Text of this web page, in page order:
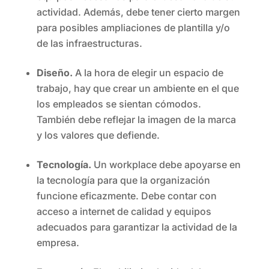
actividad. Además, debe tener cierto margen
para posibles ampliaciones de plantilla y/o
de las infraestructuras.
Diseño. A la hora de elegir un espacio de
trabajo, hay que crear un ambiente en el que
los empleados se sientan cómodos.
También debe reflejar la imagen de la marca
y los valores que defiende.
Tecnología. Un workplace debe apoyarse en
la tecnología para que la organización
funcione eficazmente. Debe contar con
acceso a internet de calidad y equipos
adecuados para garantizar la actividad de la
empresa.